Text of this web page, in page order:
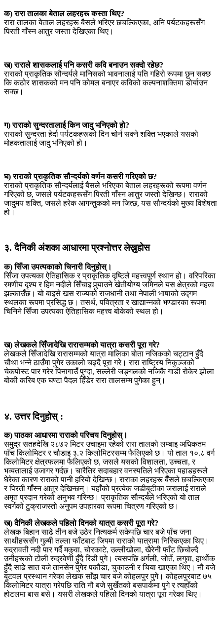
क) रारा तालका बेताल लहरहरू कस्ता थिए?
रारा तालका बेताल लहरहरू बैसले भरिएर छचल्किएका, अनि पर्यटकहरूसँग
पिरती गाँस्न आतुर जस्ता देखिएका थिए।
ख) राराले शासकलाई पनि कसरी कवि बनाउन सक्दो रहेछ?
राराको प्राकृतिक सौन्दर्यले मानिसको भावनालाई यति गहिरो रूपमा छुन सक्छ
कि कठोर शासकको मन पनि कोमल बनाएर कविको कल्पनाशक्तिमा डोर्याउन
सक्छ।
ग) राराको सुन्दरतालाई किन जादु भनिएको हो?
राराको सुन्दरता हेर्दा पर्यटकहरूको दिन चोर्न सक्ने शक्ति भएकाले यसको
मोहकतालाई जादु भनिएको हो।
घ) राराको प्राकृतिक सौन्दर्यको वर्णन कसरी गरिएको छ?
राराको प्राकृतिक सौन्दर्यलाई बैसले भरिएका बेताल लहरहरूको रूपमा वर्णन
गरिएको छ, जसले पर्यटकहरूसँग पिरती गाँस्न आतुर जस्तो देखिन्छ। राराको
जादुमय शक्ति, जसले हरेक आगन्तुकको मन जित्छ, यस सौन्दर्यको मुख्य विशेषता
हो।
३. दैनिकी अंशका आधारमा प्रश्नोत्तर लेख्नुहोस
क) सिँजा उपत्यकाको चिनारी दिनुहोस्।
सिँजा उपत्यका ऐतिहासिक र प्राकृतिक दृष्टिले महत्त्वपूर्ण स्थान हो। वरिपरिका
रमणीय दृश्य र हिम नदीले सिँचाइ पुर्‍याउने खेतीयोग्य जमिनले यस क्षेत्रको महत्व
झल्काउँछ। यो बाइसे खस राज्यको राजधानी तथा नेपाली भाषाको उद्गम
स्थलका रूपमा प्रसिद्ध छ। तसर्थ, पवित्रता र खाद्यान्नको भण्डारका रूपमा
चिनिने सिँजा उपत्यका ऐतिहासिक महत्त्व बोकेको स्थल हो।
ख) लेखकले सिँजादेखि रारासम्मको यात्रा कसरी पूरा गरे?
लेखकले सिँजादेखि रारासम्मको यात्रा मालिका बोता नजिकको चट्टान हुँदै
चौथा भन्ने ठाउँमा पुगेर उकालो चढ्दै पूरा गरे। रारा राष्ट्रिय निकुञ्जको
चेकपोस्ट पार गरेर पिनागाउँ पुग्दा, सल्लेरी जङ्गलको नजिकै गाडी रोकेर झोला
बोकी करिब एक घण्टा पैदल हिँडेर रारा तालसम्म पुगेका हुन्।
४. उत्तर दिनुहोस् :
क) पाठका आधारमा राराको परिचय दिनुहोस्।
समुद्र सतहदेखि २८७२ मिटर उचाइमा रहेको रारा तालको लम्बाइ अधिकतम
पाँच किलोमिटर र चौडाइ ३.२ किलोमिटरसम्म फैलिएको छ। यो ताल १०.८ वर्ग
किलोमिटर क्षेत्रफलमा फैलिएको छ, जसले यसको विशालता, उच्चता, र
भव्यतालाई उजागर गर्दछ। चारैतिर सदाबहार वनस्पतिले भरिएका पहाडहरूले
घेरेका कारण राराको पानी हरियो देखिन्छ। राराका लहरहरू बैँसले छचल्किएका
र पिरती गाँस्न आतुर देखिन्छन्। यहाँको प्रत्येक जडीबुटीका जरालाई राराले
अमृत प्रदान गरेको अनुभव गरिन्छ। प्राकृतिक सौन्दर्यले भरिएको यो ताल
स्वर्गको टुक्राजस्तो अनुपम उपहारका रूपमा चित्रण गरिएको छ।
ख) दैनिकी लेखकले पहिलो दिनको यात्रा कसरी पूरा गरे?
लेखक बिहान साढे तीन बजे उठेर नित्यकर्म सकेपछि चार बजे पाँच जना
साथीहरूसँग गुल्मी तल्ला फाँटबाट जिपमा राराको यात्रामा निस्किएका थिए।
रुद्रावती नदी पार गर्दै मकुवा, चोरकाटे, उल्लीखोला, खैरेनी फाँट छिचोल्दै
उनीहरूको टोली रुद्रवेणी हुँदै रिडी पुगे। त्यसपछि अर्गली, जोर्ते, लगुवा, हार्थोक
हुँदै साढे सात बजे तानसेन पुगेर पकौडा, चुकाउनी र चिया खाएका थिए। नौ बजे
बुटवल प्रस्थान गरेका लेखक साँझ चार बजे कोहलपुर पुगे। कोहलपुरबाट ७५
किलोमिटर यात्रा गरेपछि राति नौ बजे सुर्खेतको बसपार्कमा पुगे र त्यहाँको
होटलमा बास बसे। यसरी लेखकले पहिलो दिनको यात्रा पूरा गरेका थिए।